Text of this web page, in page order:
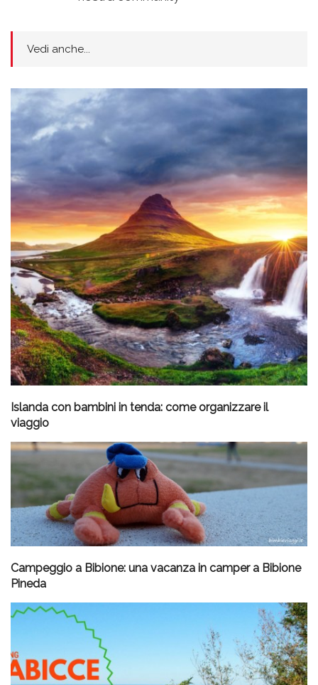
Vedi anche...
Islanda con bambini in tenda: come organizzare il
viaggio
Campeggio a Bibione: una vacanza in camper a Bibione
Pineda